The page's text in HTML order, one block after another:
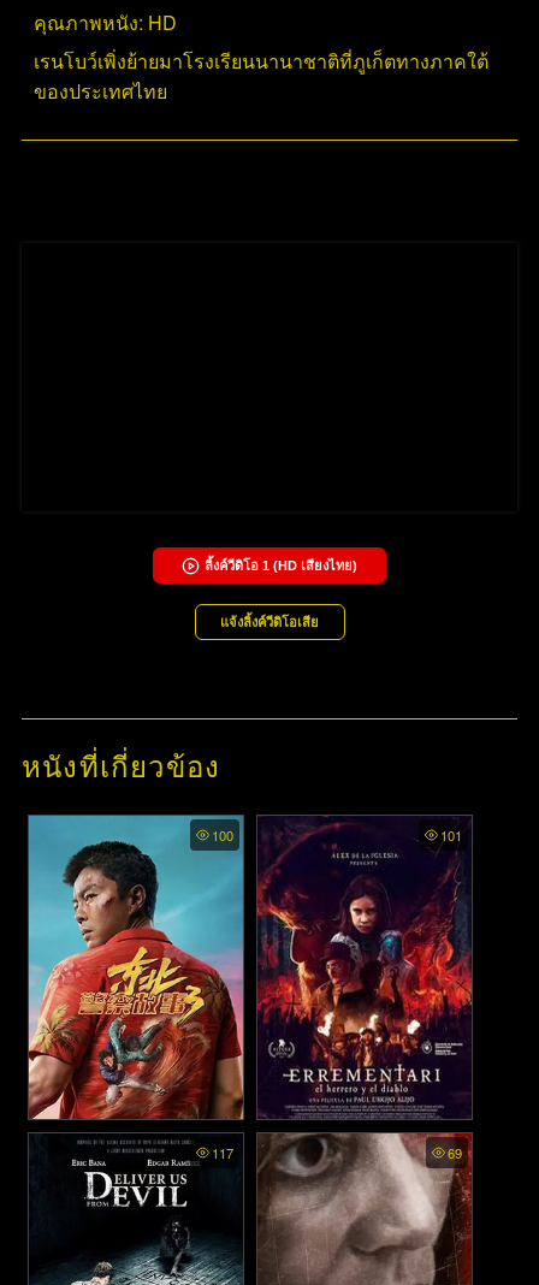
คุณภาพหนัง: HD
เรนโบว์เพิ่งย้ายมาโรงเรียนนานาชาติที่ภูเก็ตทางภาคใต้
ของประเทศไทย
ลิ้งค์วีดิโอ1 (HD เสียงไทย)
แจ้งลิ้งค์วีดิโอเสีย
หนังที่เกี่ยวข้อง
100
Fight Against Evil 3 (2026)
101
Errementari The Blacksmith
and the Devil ซับไทย -
พันธนาการปีศาจ (2017)
117 69